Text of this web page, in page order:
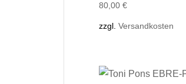
80,00 €
zzgl. Versandkosten